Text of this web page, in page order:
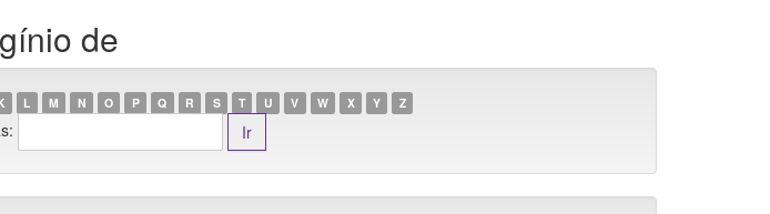
de
L M N O P Q R S T U V W X Y Z